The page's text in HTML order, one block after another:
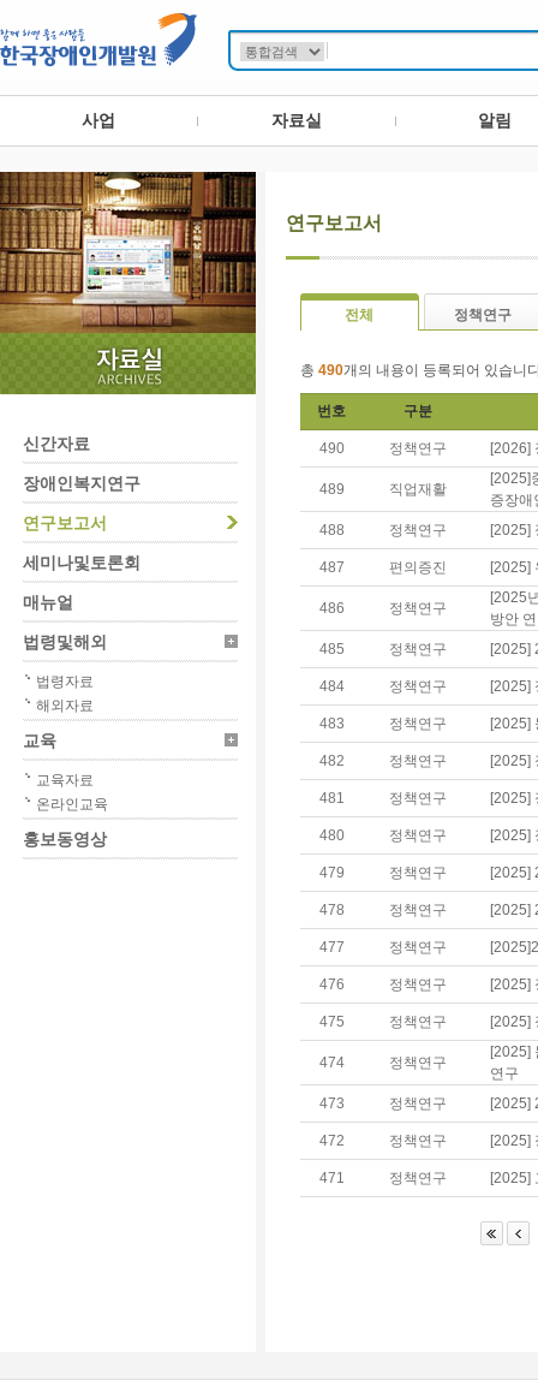
사업 자료실 알림
신간자료
장애인복지연구
연구보고서
세미나및토론회
매뉴얼
법령및해외
법령자료
해외자료
교육
교육자료
온라인교육
홍보동영상
연구보고서
전체 정책연구
총 490개의 내용이 등록되어 있습니
번호 구분
490 정책연구 [2026]
489 직업재활
[2025]
증장애
488
정책연구 [2025]
487 편의증진 [2025]
486 정책연구
[2025
방안
485
정책연구 [2025]
484 정책연구 [2025]
483 정책연구 [2025]
482 정책연구 [2025]
481 정책연구 [2025]
480 정책연구 [2025]
479 정책연구 [2025]
478 정책연구 [2025]
477 정책연구
476 정책연구 [2025]
475 정책연구 [2025]
474 정책연구
[2025]
연구
473
정책연구 [2025]
472 정책연구 [2025]
471 정책연구 [2025]